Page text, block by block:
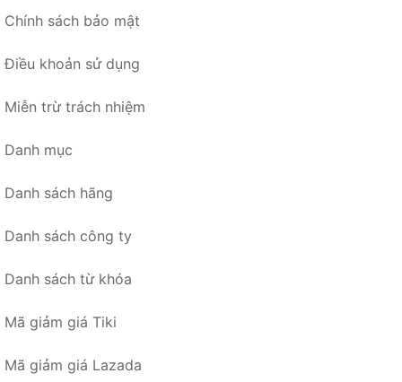
Chính sách bảo mật
Điều khoản sử dụng
Miễn trừ trách nhiệm
Danh mục
Danh sách hãng
Danh sách công ty
Danh sách từ khóa
Mã giảm giá Tiki
Mã giảm giá Lazada